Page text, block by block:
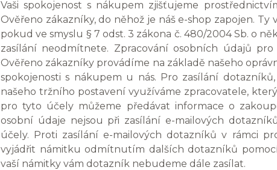
Vaši spokojenost s nákupem zjišťujeme
Ověřeno zákazníky, do něhož je náš e-shop zapojen.
pokud ve smyslu § 7 odst. 3 zákona č. 480/2004 Sb. o
zasílání neodmítnete. Zpracování osobních údajů
Ověřeno zákazníky provádíme na základě našeho
spokojenosti s nákupem u nás. Pro zasílání
našeho tržního postavení využíváme zpracovatele,
pro tyto účely můžeme předávat informace o
osobní údaje nejsou při zasílání e-mailových
účely. Proti zasílání e-mailových dotazníků v rámci
vyjádřit námitku odmítnutím dalších dotazníků
vaší námitky vám dotazník nebudeme dále zasílat.